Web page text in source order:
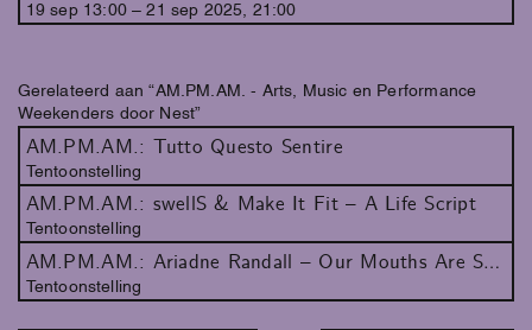
19 sep 13 : 00–21 sep 2025 21 :00
Gerelateerd aan “AM.PM.AM. - Arts, Music en Performance
Weekenders door Nest”
AM.PM.AM.: Tutto Questo Sentire
Tentoonstelling
AM.PM.AM.: swellS & Make It Fit – A Life Script
Tentoonstelling
AM.PM.AM.: Ariadne Randall – Our Mouths Are Spring
Tentoonstelling